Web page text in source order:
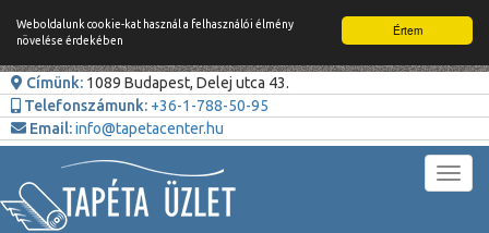
Értem
Weboldalunk cookie-kat használ a felhasználói élmény
növelése érdekében
Címünk: 1089 Budapest, Delej utca 43.
Telefonszámunk: +36-1-788-50-95
Email:info@tapetacenter.hu